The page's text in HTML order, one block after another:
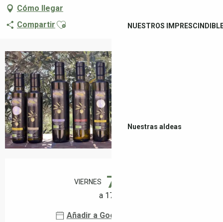
NUESTROS
Nuestras aldeas
Cómo llegar
Compartir Ajouter aux favoris
VIERNES 7
a 17:00
Añadir a Google Calendar